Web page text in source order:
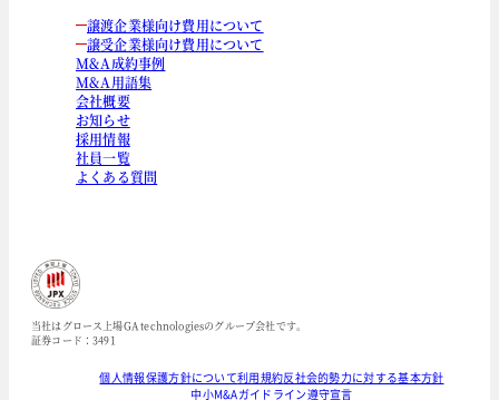
譲渡企業様向け費用について
譲受企業様向け費用について
M&A成約事例
M&A用語集
会社概要
お知らせ
採用情報
社員一覧
よくある質問
当社はグロース上場GA technologiesのグループ会社です。
証券コード：3491
個人情報保護方針について利用規約反社会的勢力に対する基本方針
中小M&Aガイドライン遵守宣言